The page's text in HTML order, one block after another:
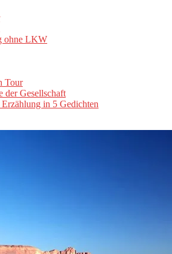
ohne LKW
Tour
der Gesellschaft
in 5 Gedichten